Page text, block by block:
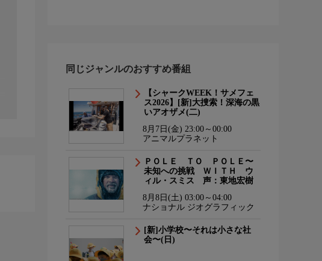
同じジャンルのおすすめ番組
【シャークWEEK！サメフェ
ス2026】[新]大捜索！深海の黒
いアオザメ(二)
8月7日(金) 23:00～00:00
アニマルプラネット
ＰＯＬＥ ＴＯ ＰＯＬＥ〜
未知への挑戦 ＷＩＴＨ ウ
ィル・スミス 声：東地宏樹
8月8日(土) 03:00～04:00
ナショナル ジオグラフィック
[新]小学校〜それは小さな社
会〜(日)